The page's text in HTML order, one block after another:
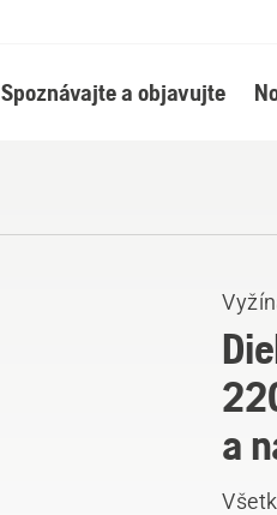
Spoznávajte a objavujte
a